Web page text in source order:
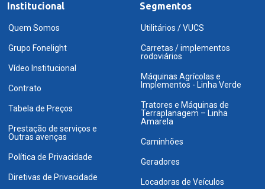
Institucional
Quem Somos
Grupo Fonelight
Vídeo Institucional
Contrato
Tabela de Preços
Prestação de serviços e
Outras avenças
Política de Privacidade
Diretivas de Privacidade
Segmentos
Utilitários / VUCS
Carretas / implementos
rodoviários
Máquinas Agrícolas e
Implementos - Linha Verde
Tratores e Máquinas de
Terraplanagem – Linha
Amarela
Caminhões
Geradores
Locadoras de Veículos